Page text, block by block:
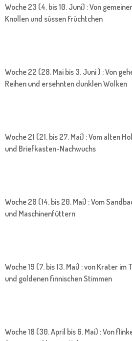
Woche 23 (4. bis 10. Juni) : Von
Knollen und süssen Früchtchen
Woche 22 (28. Mai bis 3. Juni ) : Von
Reihen und ersehnten dunklen Wolken
Woche 21 (21. bis 27. Mai) : Vom alten
und Briefkasten-Nachwuchs
Woche 20 (14. bis 20. Mai) : Vom
und Maschinenfüttern
Woche 19 (7. bis 13. Mai) : von Krater
und goldenen finnischen Stimmen
Woche 18 (30. April bis 6. Mai) : Von